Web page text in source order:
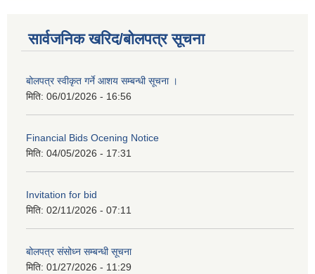
सार्वजनिक खरिद/बोलपत्र सूचना
बोलपत्र स्वीकृत गर्ने आशय सम्बन्धी सूचना ।
मिति: 06/01/2026 - 16:56
Financial Bids Ocening Notice
मिति: 04/05/2026 - 17:31
Invitation for bid
मिति: 02/11/2026 - 07:11
बोलपत्र संसोध्न सम्बन्धी सूचना
मिति: 01/27/2026 - 11:29